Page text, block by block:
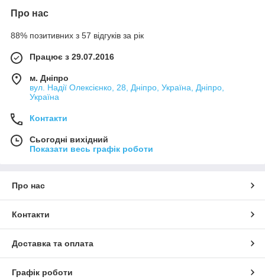
Про нас
88% позитивних з 57 відгуків за рік
Працює з 29.07.2016
м. Дніпро
вул. Надії Олексієнко, 28, Дніпро, Україна, Дніпро,
Україна
Контакти
Сьогодні вихідний
Показати весь графік роботи
Про нас
Контакти
Доставка та оплата
Графік роботи